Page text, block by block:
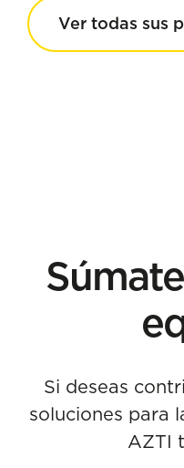
Ver todas sus
Si deseas
soluciones para
AZTI